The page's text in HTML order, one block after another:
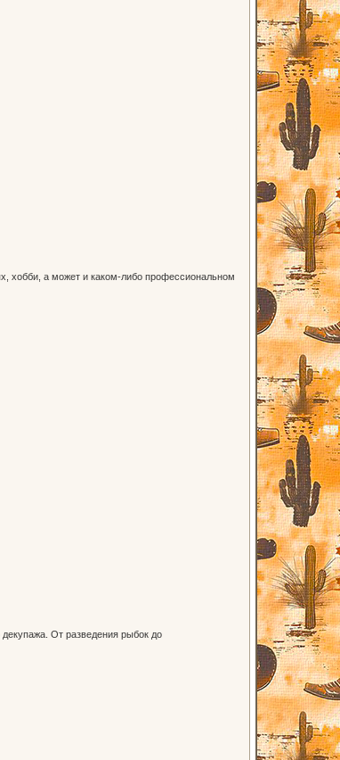
хобби, а может и каком-либо профессиональном
От разведения рыбок до